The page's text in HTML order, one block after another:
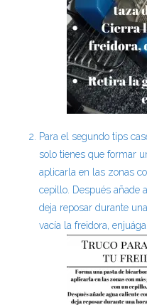
Para el segundo tips
solo tienes que formar
aplicarla en las zonas
cepillo. Después añade
deja reposar durante
vacía la freidora,